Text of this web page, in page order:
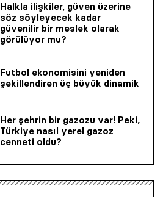
Halkla ilişkiler, güven üzerine
söz söyleyecek kadar
güvenilir bir mes­lek olarak
görülüyor mu?
Futbol ekonomisini yeniden
şekillendiren üç büyük dinamik
Her şehrin bir gazozu var! Peki,
Türkiye nasıl yerel gazoz
cenneti oldu?